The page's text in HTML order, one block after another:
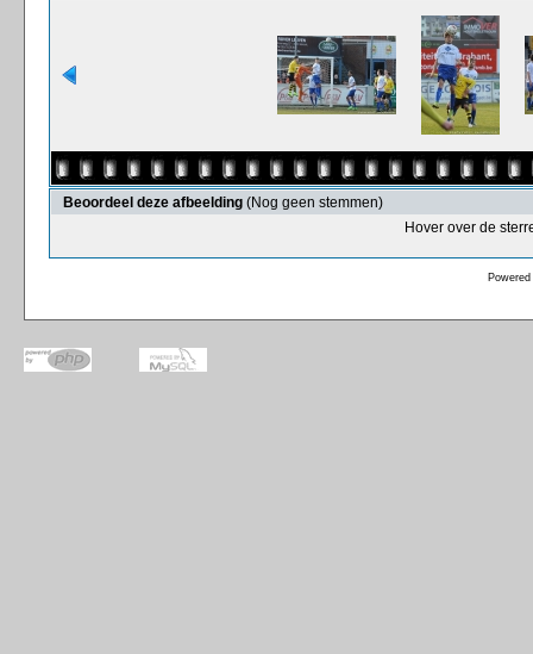
Beoordeel deze afbeelding (Nog geen stemmen)
Hover over de